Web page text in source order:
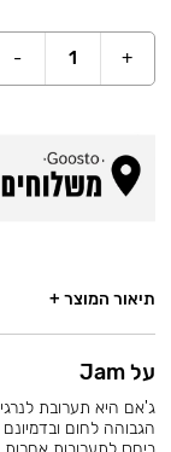
+
1
-
תיאור המוצר +
על Jam
ג'אם היא תערובת
הגבוהה לחום